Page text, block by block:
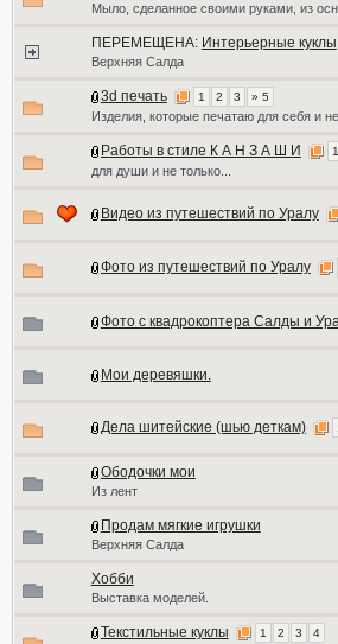
Мыло, сделанное своими руками, из
ПЕРЕМЕЩЕНА: Интерьерные куклы
Верхняя Салда
3d печать 1 2 3 » 5
Изделия, которые печатаю для себя и
Работы в стиле К А Н З А Ш И 1
для души и не только...
Видео из путешествий по Уралу
Фото из путешествий по Уралу
Фото с квадрокоптера Салды и
Мои деревяшки.
Дела шитейские (шью деткам)
Ободочки мои
Из лент
Продам мягкие игрушки
Верхняя Салда
Хобби
Выставка моделей.
Текстильные куклы 1 2 3 4